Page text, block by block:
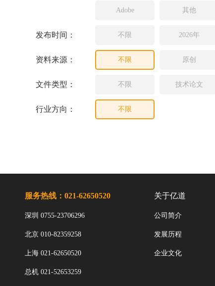
Adobe 其他
发布时间： 不限 2026年
资料来源： 不限 原创
文件类型： 不限 技术论文
行业方向： 不限
服务热线：021-62650520
深圳 0755-23706296
北京 010-82359258
上海 021-62650520
总机 021-52653259
关于亿道
公司简介
发展历程
企业文化